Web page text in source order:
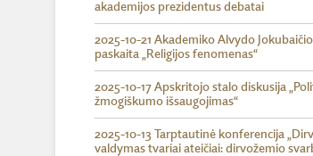
akademijos prezidentus debatai
2025-10-21 Akademiko Alvydo Jokubaičio
paskaita „Religijos fenomenas“
2025-10-17 Apskritojo stalo diskusija
žmogiškumo išsaugojimas“
2025-10-13 Tarptautinė konferencija
valdymas tvariai ateičiai: dirvožemio